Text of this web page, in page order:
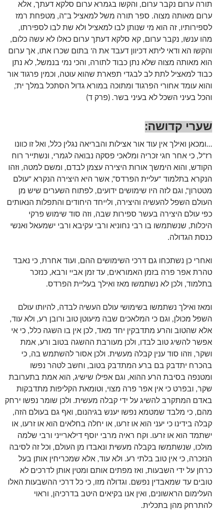
תורה ערום נקבר ערום, והקשו בגמרא ערום סלקא דעתך, אלא
ערום מאותה מצוה. ספר תורה משל למאציל ב"ה, מטפחת רמז
לספירותיו, זה הוא מי שנותן לבו למאציל ולא שת לבו לספירתו,
מהו ענשו, נקבר ערום, קא סלקא דעתך ערום כאלו לא עשה כלום,
והקשו הא ודאי ליתא דכיוון דעבד את ה' בתום שכרו אתו, אך ערום
הוא מאותה מצוה שלא נתן כבוד לתורה, והכי נמי בנמשל, לא נתן
כבוד למאציל לתת לב לבגדי תפארת שהוא עוטה, וכמין פרגוד אור
והוא עומד אחורי הפרגוד ומתוכה במורא גדול הסתכל במלך ית',
והכל בעיני השכל לא בעיני בשר. (פרק ד)
שערי קדושה:
…ומכאן ואילך אין עוד אור אצילות והבריאה נגלין כלל, ואל זו כוונו
רז"ל, כי אחר חגי זכריה ומלאכי פסקה נבואה לגמרי, ונשתייר רוח
הקודש, והוא הימשך אורות היצירה עצמן לבדם, ומשם למטה, וזהו
הנקרא בתלמוד "עליית הפרדס", אשר היא היצירה הנקרא "עולם
מטטרון", וגם לזה היו שימושים ידועים, לפתוח השערים שיש מן
העולם השפל להעשיה והיצירה, ולייחד היחודים והתפלות הנאותים
כפי עולם היצירה בעשר ספירות שבה, וזה סוד שימוש פרקי
היכלות, שנשתמשו בו רבי נחוניא ורבי עקיבא ורבי ישמעאל ואנשי
כנסת הגדולה.
ואחרי כן נשתכחו גם דרכי השימושים ההם, ועוד אחרת, כי נאבד
טהרת אפר פרה בזמן האמוראים, עד זמן אביי ורבא, כנזכר
בתלמוד, ולכן לא נשתמשו מאז ואילך בעליית הפרדס.
ומאז ואילך נשתמשו בשימושי עולם העשיה לבדה, להיותו עולם
השפל מכולן, וגם כי המלאכים שבה מיעוטן טוב ורובן רע, ולא עוד,
אלא שהטוב והרע מתדבקין יחד מאד, לכן אין בו השגה כלל, כי אי
אפשר להשיג טוב לבדו, ולכן מעורבת ההשגה בטוב ורע, אמת
ושקר, וזהו סוד ענין קבלה מעשית. ולכן אסור להשתמש בה, כי
בהכרח יתדבק בם ברע המתדבק בטוב, וחשב לטהר נפשו
ומטנפה בסיבת הרע ההוא, וגם אפילו שישיג, הוא אמת בתערובת
שקר, ובפרט כי אין אפר פרה מצוי, וטומאת הקליפות מתדבקות
באדם המתקרב להשיג על ידי קבלה מעשית. ולכן שומר נפשו ירחק
מהם, כי מלבד שמטמא נפשו יענש בגיהנום, ואף גם בעולם הזה,
קבלה בידינו כי יעני הוא או זרעו, או יחלה בחלאים הוא או זרעו, או
ישתמד הוא או זרעו. וקח ראיה מרבי יוסף דילארייני ורבי שלמה
מולכו, שנשתמשו בקבלה מעשית ונאבדו מן העולם, וכל זה לסיבה
הנזכרה, כי אין טוב בלתי רע. ולא עוד, אלא שמכריחין אותן בעל
כרחן על ידי השבעות, ואז מפתים אותם ומטין אותן לדרכים לא
טובים עד שמאבדין נפשם. וגדולה מזו, כי כל דרכי ההשבעות האלו
העלימום הראשונים, ואין אנו בקיאים היטב בדרכיהן, וראוי
להתרחק מהן בתכלית.